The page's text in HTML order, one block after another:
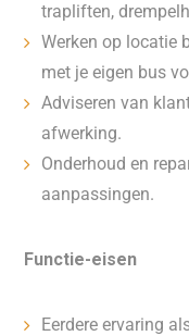
trapliften,
Werken op locatie
met je eigen bus
Adviseren van
afwerking.
Onderhoud en
aanpassingen.
Functie-eisen
Eerdere ervaring